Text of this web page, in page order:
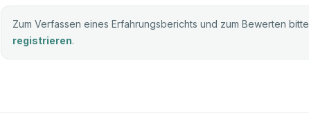
Zum Verfassen eines Erfahrungsberichts und zum Bewerten bitte
registrieren.